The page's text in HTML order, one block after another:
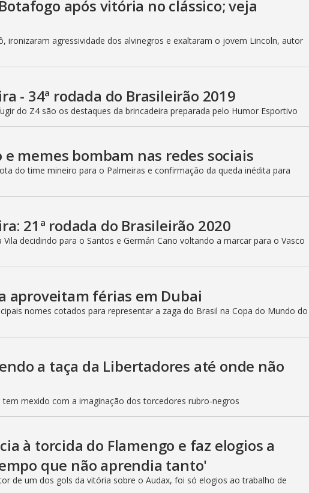
após vitória no clássico; veja
ironizaram agressividade dos alvinegros e exaltaram o jovem Lincoln, autor
- 34ª rodada do Brasileirão 2019
do Z4 são os destaques da brincadeira preparada pelo Humor Esportivo
memes bombam nas redes sociais
do time mineiro para o Palmeiras e confirmação da queda inédita para
21ª rodada do Brasileirão 2020
decidindo para o Santos e Germán Cano voltando a marcar para o Vasco
aproveitam férias em Dubai
nomes cotados para representar a zaga do Brasil na Copa do Mundo do
a taça da Libertadores até onde não
tem mexido com a imaginação dos torcedores rubro-negros
à torcida do Flamengo e faz elogios a
que não aprendia tanto'
de um dos gols da vitória sobre o Audax, foi só elogios ao trabalho de